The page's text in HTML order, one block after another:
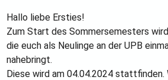
Hallo liebe Ersties!
Zum Start des Sommersemesters
die euch als Neulinge an der UPB
nahebringt.
Diese wird am 04.04.2024